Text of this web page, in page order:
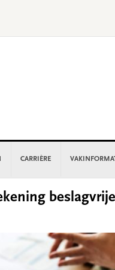
CARRIÈRE